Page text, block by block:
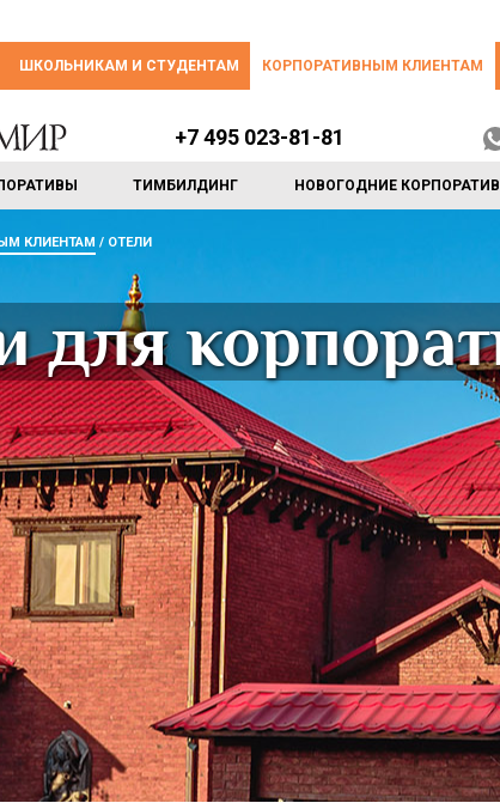
ШКОЛЬНИКАМ И СТУДЕНТАМ КОРПОРАТИВНЫМ КЛИЕНТАМ
ТИМБИЛДИНГ НОВОГОДНИЕ
+7 495 023-81-81
КЛИЕНТАМ ОТЕЛИ
для